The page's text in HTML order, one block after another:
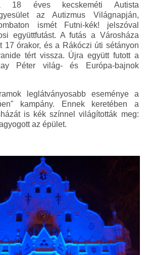
18 éves kecskeméti Autista
az Autizmus Világnapján,
ismét Futni-kék! jelszóval
együttfutást. A futás a Városháza
17 órakor, és a Rákóczi úti sétányon
tért vissza. Újra együtt futott a
Péter világ- és Európa-bajnok
leglátványosabb eseménye a
kampány. Ennek keretében a
is kék színnel világították meg:
az épület.